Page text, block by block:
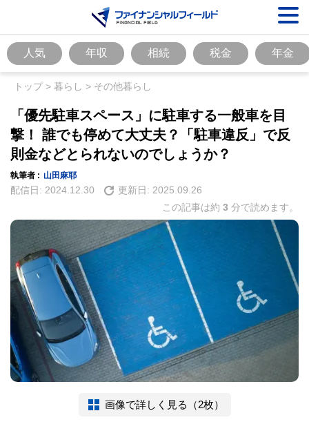
人気 年収 相続 税金 年金
トップ> 暮らし > その他暮らし
「優先駐車スペース」に駐車する一般車を目
撃！ 誰でも停めて大丈夫？「駐車違反」で反
則金などとられないのでしょうか？
執筆者 : 山田麻耶
配信日: 2024.12.30 更新日: 2025.09.26
この記事は約 3 分で読めます。
画像で詳しく見る（2枚）